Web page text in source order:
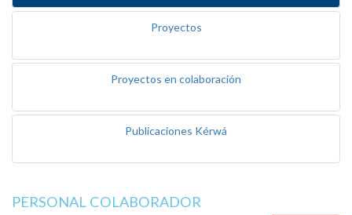
Proyectos
Proyectos en colaboración
Publicaciones Kérwá
PERSONAL COLABORADOR